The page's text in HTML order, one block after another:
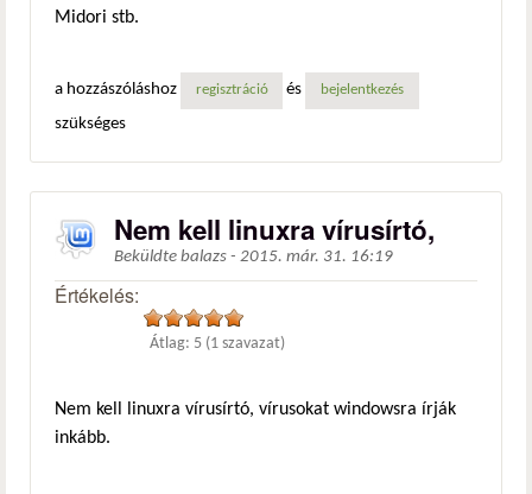
Midori stb.
a hozzászóláshoz regisztráció és bejelentkezés
szükséges
Nem kell linuxra vírusírtó,
Beküldte balazs - 2015. már. 31. 16:19
Értékelés:
Átlag: 5 (1 szavazat)
Nem kell linuxra vírusírtó, vírusokat windowsra írják
inkább.